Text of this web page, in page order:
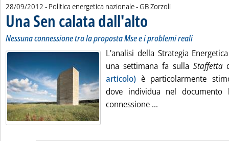
28/09/2012 - Politica energetica nazionale -di:
GB Zorzoli
Una Sen calata dall'alto
Nessuna connessione tra la proposta Mse e i problemi reali
L'analisi della Strategia
una settimana fa sulla Staffetta
articolo) è particolarmente
dove individua nel documento
connessione ...